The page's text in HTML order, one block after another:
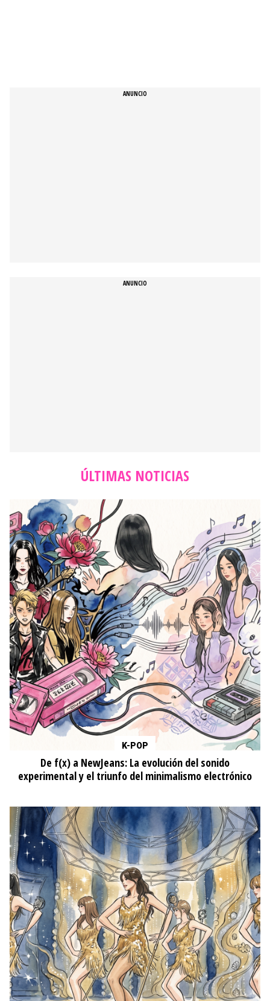
ÚLTIMAS NOTICIAS
K-POP
De f(x) a NewJeans: La evolución del sonido
experimental y el triunfo del minimalismo electrónico